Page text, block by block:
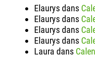
Elaurysdans
Elaurysdans
Elaurysdans
Elaurysdans
Laura dans